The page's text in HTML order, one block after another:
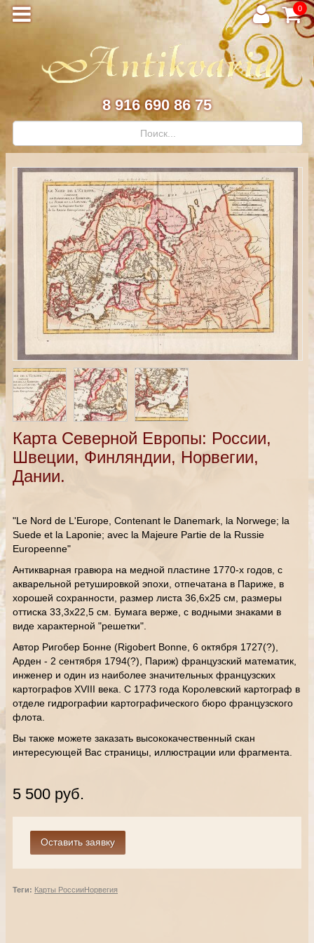
0
8 916 690 86 75
Карта Северной Европы: России,
Швеции, Финляндии, Норвегии,
Дании.
"Le Nord de L'Europe, Contenant le Danemark, la Norwege; la
Suede et la Laponie; avec la Majeure Partie de la Russie
Europeenne"
Антикварная гравюра на медной пластине 1770-х годов, с
акварельной ретушировкой эпохи, отпечатана в Париже, в
хорошей сохранности, размер листа 36,6х25 см, размеры
оттиска 33,3х22,5 см. Бумага верже, с водными знаками в
виде характерной "решетки".
Автор Ригобер Бонне (Rigobert Bonne, 6 октября 1727(?),
Арден - 2 сентября 1794(?), Париж) французский математик,
инженер и один из наиболее значительных французских
картографов XVIII века. С 1773 года Королевский картограф в
отделе гидрографии картографического бюро французского
флота.
Вы также можете заказать высококачественный скан
интересующей Вас страницы, иллюстрации или фрагмента.
5 500 руб.
Теги: Карты РоссииНорвегия